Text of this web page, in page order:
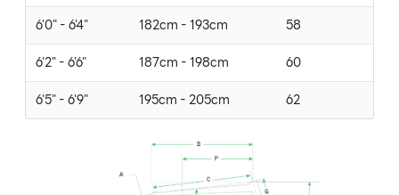
6'0" - 6'4"
182cm - 193cm
58
6'2" - 6'6"
187cm - 198cm
60
6'5" - 6'9"
195cm - 205cm 62